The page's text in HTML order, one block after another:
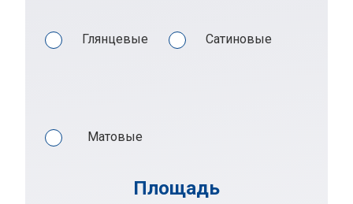
Глянцевые Сатиновые
Матовые
Площадь